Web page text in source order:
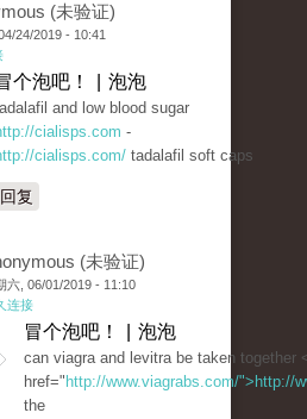
(未验证)
24/2019 - 10:41
个泡吧！ | 泡泡
and low blood sugar
cialisps.com -
cialisps.com/ tadalafil soft caps
回复
(未验证)
六, 06/01/2019 - 11:10
连接
冒个泡吧！ | 泡泡
can viagra and levitra be taken together
href=" http://www.viagrabs.com/">http://
the